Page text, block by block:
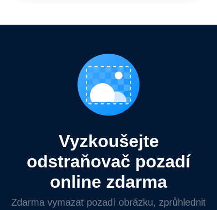
Vyzkoušejte
odstraňovač pozadí
online zdarma
Zdarma vymazat pozadí obrázku, zprůhlednit